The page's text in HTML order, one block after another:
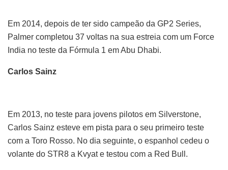
Em 2014, depois de ter sido campeão da GP2 Series,
Palmer completou 37 voltas na sua estreia com um Force
India no teste da Fórmula 1 em Abu Dhabi.
Carlos Sainz
Em 2013, no teste para jovens pilotos em Silverstone,
Carlos Sainz esteve em pista para o seu primeiro teste
com a Toro Rosso. No dia seguinte, o espanhol cedeu o
volante do STR8 a Kvyat e testou com a Red Bull.